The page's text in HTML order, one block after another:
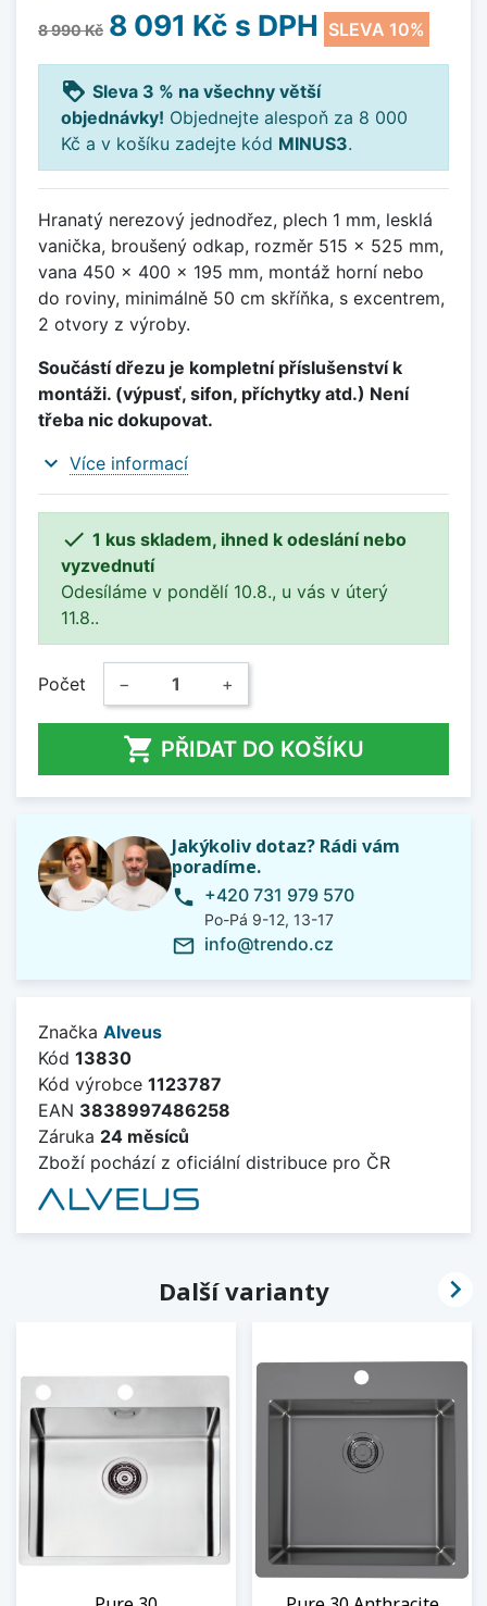
8 990 Kč 8 091 Kč s DPH SLEVA 10%
loyalty Sleva 3 % na všechny větší
objednávky! Objednejte alespoň za 8 000
Kč a v košíku zadejte kód MINUS3.
Hranatý nerezový jednodřez, plech 1 mm, lesklá
vanička, broušený odkap, rozměr 515 x 525 mm,
vana 450 x 400 x 195 mm, montáž horní nebo
do roviny, minimálně 50 cm skříňka, s excentrem,
2 otvory z výroby.
Součástí dřezu je kompletní příslušenství k
montáži. (výpusť, sifon, příchytky atd.) Není
třeba nic dokupovat.
expand_more Více informací
 1 kus skladem, ihned k odeslání nebo
vyzvednutí
Odesíláme v pondělí 10.8., u vás v úterý
11.8..
Počet − +
 PŘIDAT DO KOŠÍKU
Jakýkoliv dotaz? Rádi vám
poradíme.
phone +420 731 979 570
Po-Pá 9-12, 13-17
mail_outline info@trendo.cz
Značka Alveus
Kód 13830
Kód výrobce 1123787
EAN 3838997486258
Záruka 24 měsíců
Zboží pochází z oficiální distribuce pro ČR
Další varianty 